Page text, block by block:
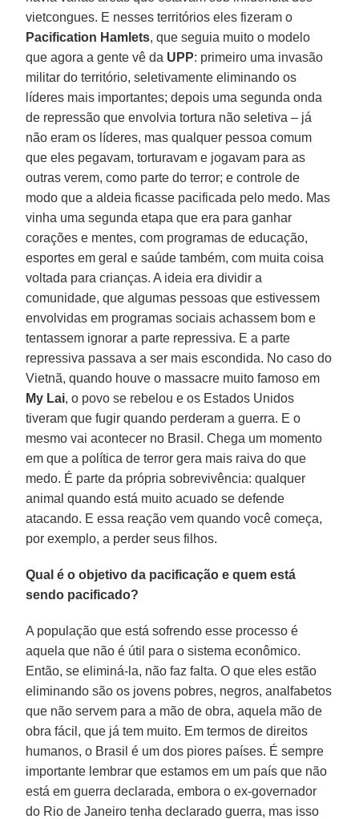
vietcongues. E nesses territórios eles fizeram o
Pacification Hamlets, que seguia muito o modelo
que agora a gente vê da UPP: primeiro uma invasão
militar do território, seletivamente eliminando os
líderes mais importantes; depois uma segunda onda
de repressão que envolvia tortura não seletiva – já
não eram os líderes, mas qualquer pessoa comum
que eles pegavam, torturavam e jogavam para as
outras verem, como parte do terror; e controle de
modo que a aldeia ficasse pacificada pelo medo. Mas
vinha uma segunda etapa que era para ganhar
corações e mentes, com programas de educação,
esportes em geral e saúde também, com muita coisa
voltada para crianças. A ideia era dividir a
comunidade, que algumas pessoas que estivessem
envolvidas em programas sociais achassem bom e
tentassem ignorar a parte repressiva. E a parte
repressiva passava a ser mais escondida. No caso do
Vietnã, quando houve o massacre muito famoso em
My Lai, o povo se rebelou e os Estados Unidos
tiveram que fugir quando perderam a guerra. E o
mesmo vai acontecer no Brasil. Chega um momento
em que a política de terror gera mais raiva do que
medo. É parte da própria sobrevivência: qualquer
animal quando está muito acuado se defende
atacando. E essa reação vem quando você começa,
por exemplo, a perder seus filhos.
Qual é o objetivo da pacificação e quem está
sendo pacificado?
A população que está sofrendo esse processo é
aquela que não é útil para o sistema econômico.
Então, se eliminá-la, não faz falta. O que eles estão
eliminando são os jovens pobres, negros, analfabetos
que não servem para a mão de obra, aquela mão de
obra fácil, que já tem muito. Em termos de direitos
humanos, o Brasil é um dos piores países. É sempre
importante lembrar que estamos em um país que não
está em guerra declarada, embora o ex-governador
do Rio de Janeiro tenha declarado guerra, mas isso